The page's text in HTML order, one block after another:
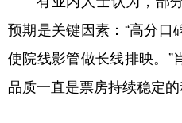
预期是关键因素：“高分口
使院线影管做长线排映。”
品质一直是票房持续稳定的